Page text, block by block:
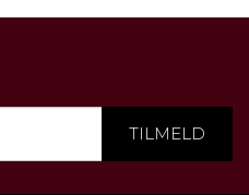
TILMELD